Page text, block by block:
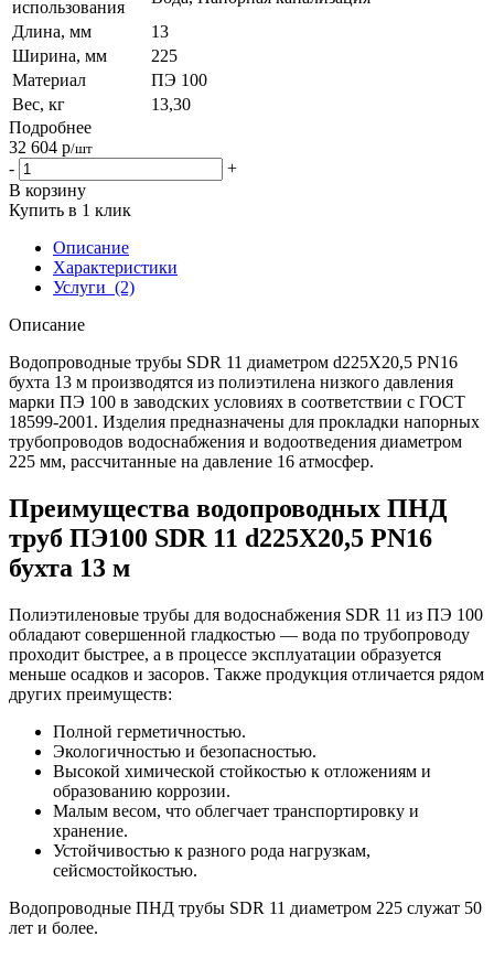
использования
Длина, мм
13
Ширина, мм
225
Материал
ПЭ 100
Вес, кг
13,30
Подробнее
32 604 р/шт
-
+
В корзину
Купить в 1 клик
Описание
Характеристики
Услуги (2)
Описание
Водопроводные трубы SDR 11 диаметром d225Х20,5 PN16
бухта 13 м производятся из полиэтилена низкого давления
марки ПЭ 100 в заводских условиях в соответствии с ГОСТ
18599-2001. Изделия предназначены для прокладки напорных
трубопроводов водоснабжения и водоотведения диаметром
225 мм, рассчитанные на давление 16 атмосфер.
Преимущества водопроводных ПНД
труб ПЭ100 SDR 11 d225Х20,5 PN16
бухта 13 м
Полиэтиленовые трубы для водоснабжения SDR 11 из ПЭ 100
обладают совершенной гладкостью — вода по трубопроводу
проходит быстрее, а в процессе эксплуатации образуется
меньше осадков и засоров. Также продукция отличается рядом
других преимуществ:
Полной герметичностью.
Экологичностью и безопасностью.
Высокой химической стойкостью к отложениям и
образованию коррозии.
Малым весом, что облегчает транспортировку и
хранение.
Устойчивостью к разного рода нагрузкам,
сейсмостойкостью.
Водопроводные ПНД трубы SDR 11 диаметром 225 служат 50
лет и более.